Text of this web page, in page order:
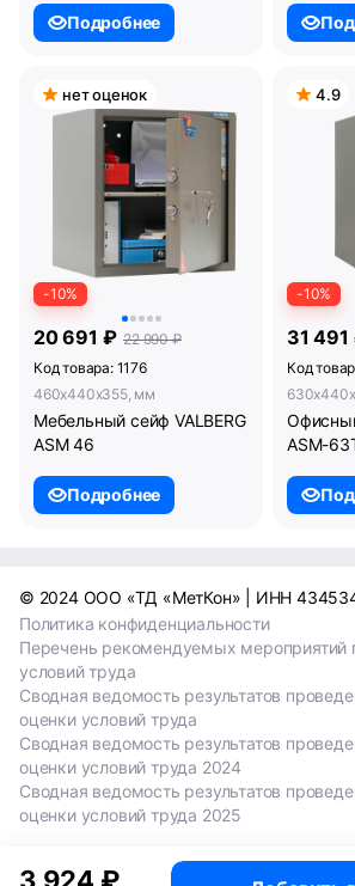
3 924 ₽
Подробнее
нет оценок
-10%
20 691 ₽ 22 990 ₽
Код товара: 1176
460x440x355, мм
Мебельный сейф VALBERG
ASM 46
Подробнее
4.9
-10%
31
Код
ASM-
© 2024 ООО «ТД «МетКон» | ИНН
Политика конфиденциальности
Перечень рекомендуемых мероприятий
условий труда
Сводная ведомость результатов
оценки условий труда
Сводная ведомость результатов
оценки условий труда 2024
Сводная ведомость результатов
оценки условий труда 2025